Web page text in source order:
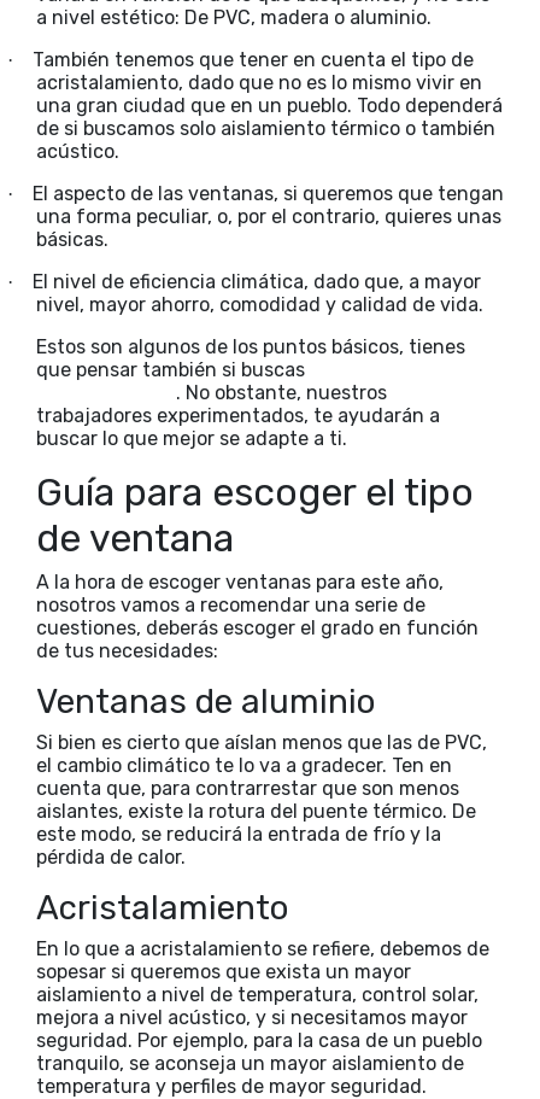
a nivel estético: De PVC, madera o aluminio.
·
También tenemos que tener en cuenta el tipo de
acristalamiento, dado que no es lo mismo vivir en
una gran ciudad que en un pueblo. Todo dependerá
de si buscamos solo aislamiento térmico o también
acústico.
·
El aspecto de las ventanas, si queremos que tengan
una forma peculiar, o, por el contrario, quieres unas
básicas.
·
El nivel de eficiencia climática, dado que, a mayor
nivel, mayor ahorro, comodidad y calidad de vida.
Estos son algunos de los puntos básicos, tienes
que pensar también si buscas
. No obstante, nuestros
trabajadores experimentados, te ayudarán a
buscar lo que mejor se adapte a ti.
Guía para escoger el tipo
de ventana
A la hora de escoger ventanas para este año,
nosotros vamos a recomendar una serie de
cuestiones, deberás escoger el grado en función
de tus necesidades:
Ventanas de aluminio
Si bien es cierto que aíslan menos que las de PVC,
el cambio climático te lo va a gradecer. Ten en
cuenta que, para contrarrestar que son menos
aislantes, existe la rotura del puente térmico. De
este modo, se reducirá la entrada de frío y la
pérdida de calor.
Acristalamiento
En lo que a acristalamiento se refiere, debemos de
sopesar si queremos que exista un mayor
aislamiento a nivel de temperatura, control solar,
mejora a nivel acústico, y si necesitamos mayor
seguridad. Por ejemplo, para la casa de un pueblo
tranquilo, se aconseja un mayor aislamiento de
temperatura y perfiles de mayor seguridad.